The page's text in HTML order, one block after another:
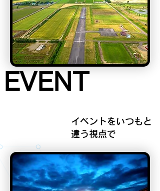
EVENT
EVENT
イベントをいつもと
違う視点で